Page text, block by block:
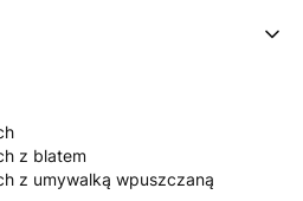
z blatem
z umywalką wpuszczaną